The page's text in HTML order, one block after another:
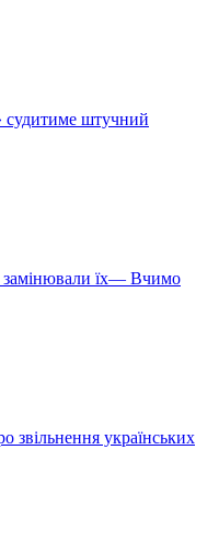
судитиме штучний
замінювали їх— Вчимо
звільнення українських